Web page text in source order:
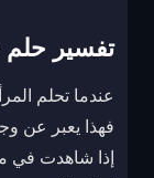
تفسير حلم
عندما تحلم
فهذا يعبر عن
إذا شاهدت في